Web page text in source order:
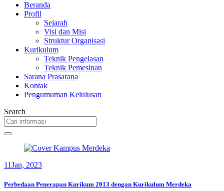
Beranda
Profil
Sejarah
Visi dan Misi
Struktur Organisasi
Kurikulum
Teknik Pengelasan
Teknik Pemesinan
Sarana Prasarana
Kontak
Pengumuman Kelulusan
Search
11Jan, 2023
Perbedaan Penerapan Kurikum 2013 dengan Kurikulum Merdeka